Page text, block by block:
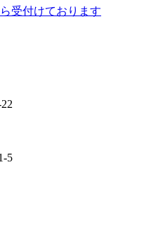
受付けております
5